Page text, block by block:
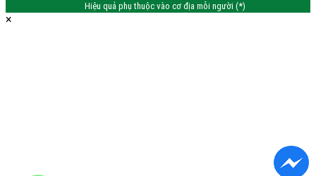
Hiệu quả phụ thuộc vào cơ địa mỗi người (*)
×